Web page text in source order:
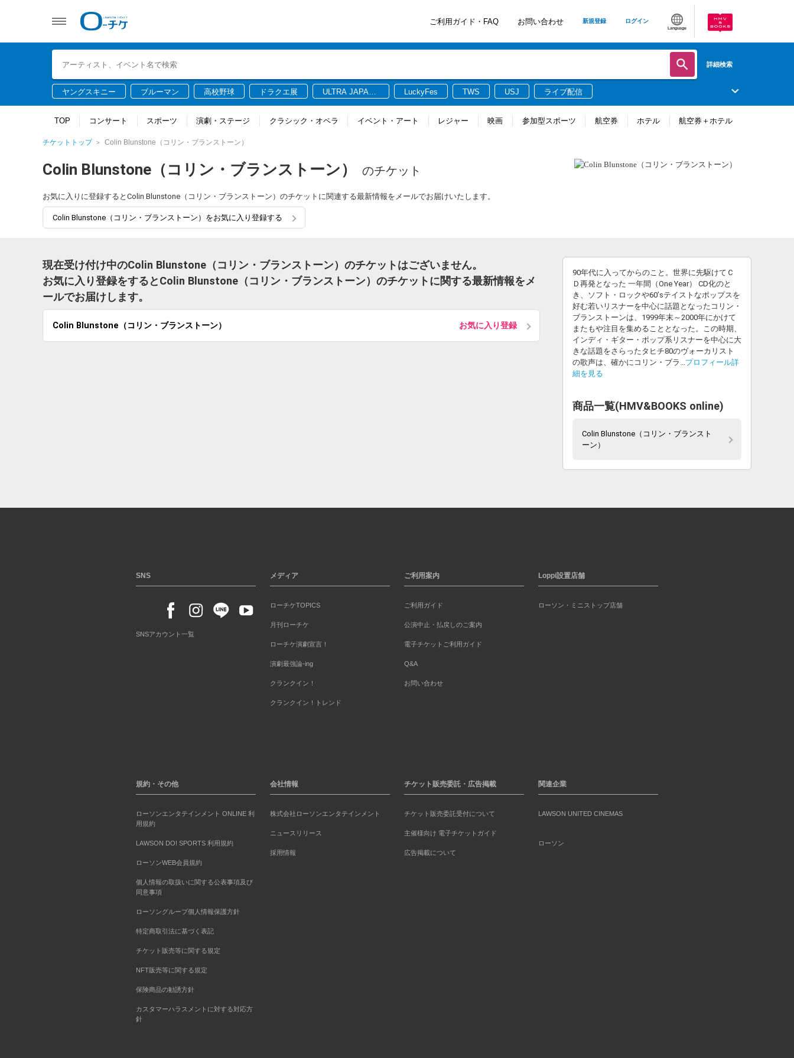
ご利用ガイド・FAQ お問い合わせ 新規登録 ログイン
Language
詳細検索
ヤングスキニー ブルーマン 高校野球 ドラクエ展
ULTRA JAPAN
LuckyFes TWS USJ ライブ配信
TOP コンサート スポーツ 演劇・ステージ クラシック・オペラ イベント・アート レジャー 映画 参加型スポーツ 航空券 ホテル 航空券＋ホテル
チケットトップ Colin Blunstone（コリン・ブランストーン）
Colin Blunstone（コリン・ブランストーン） のチケット
お気に入りに登録するとColin Blunstone（コリン・ブランストーン）のチケットに関連する最新情報をメールでお届けいたします。
Colin Blunstone（コリン・ブランストーン）をお気に入り登録する
現在受け付け中のColin Blunstone（コリン・ブランストーン）のチケットはございません。
お気に入り登録をするとColin Blunstone（コリン・ブランストーン）のチケットに関する最新情報をメ
ールでお届けします。
Colin Blunstone（コリン・ブランストーン） お気に入り登録
90年代に入ってからのこと。世界に先駆けてＣ
Ｄ再発となった 一年間（One Year） CD化のと
き、ソフト・ロックや60’sテイストなポップスを
好む若いリスナーを中心に話題となったコリン・
ブランストーンは、1999年末～2000年にかけて
またもや注目を集めることとなった。この時期、
インディ・ギター・ポップ系リスナーを中心に大
きな話題をさらったタヒチ80のヴォーカリスト
の歌声は、確かにコリン・ブラ...プロフィール詳
細を見る
商品一覧(HMV&BOOKS online)
Colin Blunstone（コリン・ブランスト
ーン）
SNS
SNSアカウント一覧
メディア
ローチケTOPICS
月刊ローチケ
ローチケ演劇宣言！
演劇最強論-ing
クランクイン！
クランクイン！トレンド
ご利用案内
ご利用ガイド
公演中止・払戻しのご案内
電子チケットご利用ガイド
Q&A
お問い合わせ
Loppi設置店舗
ローソン・ミニストップ店舗
規約・その他
ローソンエンタテインメント ONLINE 利
用規約
LAWSON DO! SPORTS 利用規約
ローソンWEB会員規約
個人情報の取扱いに関する公表事項及び
同意事項
ローソングループ個人情報保護方針
特定商取引法に基づく表記
チケット販売等に関する規定
NFT販売等に関する規定
保険商品の勧誘方針
カスタマーハラスメントに対する対応方
針
会社情報
株式会社ローソンエンタテインメント
ニュースリリース
採用情報
チケット販売委託・広告掲載
チケット販売委託受付について
主催様向け 電子チケットガイド
広告掲載について
関連企業
LAWSON UNITED CINEMAS
ローソン